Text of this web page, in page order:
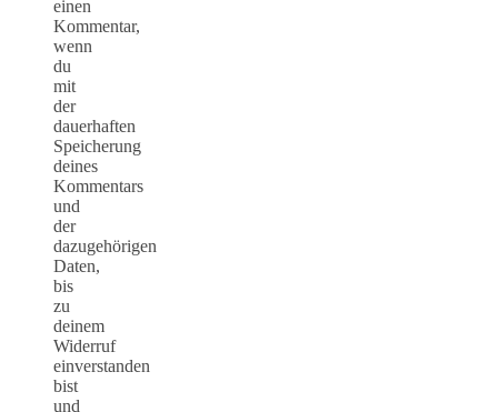
einen
Kommentar,
wenn
du
mit
der
dauerhaften
Speicherung
deines
Kommentars
und
der
dazugehörigen
Daten,
bis
zu
deinem
Widerruf
einverstanden
bist
und